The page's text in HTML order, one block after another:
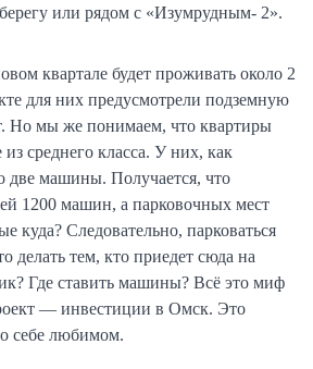
или рядом с «Изумрудным- 2».
квартале будет проживать около 2
для них предусмотрели подземную
Но мы же понимаем, что квартиры
среднего класса. У них, как
две машины. Получается, что
1200 машин, а парковочных мест
куда? Следовательно, парковаться
делать тем, кто приедет сюда на
Где ставить машины? Всё это миф
— инвестиции в Омск. Это
о себе любимом.